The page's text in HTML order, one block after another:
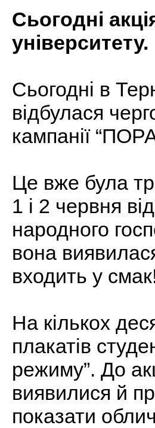
Сьогодні
університету.
Сьогодні в
відбулася
кампанії
Це вже була
1 і 2 червня
народного
вона
входить у
На кількох
плакатів
режиму”. До
виявилися й
показати